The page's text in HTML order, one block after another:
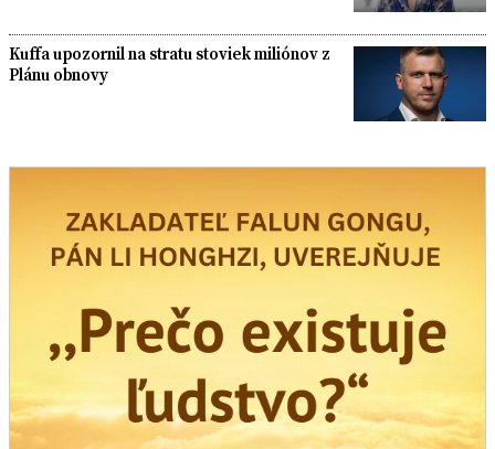
Kuffa upozornil na stratu stoviek miliónov z
Plánu obnovy